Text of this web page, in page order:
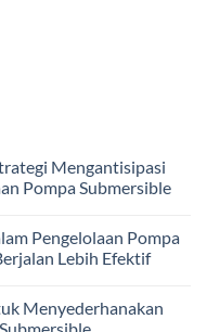
Mengantisipasi
Pompa Submersible
Pengelolaan Pompa
Lebih Efektif
Menyederhanakan